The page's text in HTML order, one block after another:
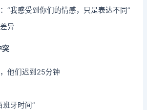
“我感受到你们的情感，只是表达不同”
异
突
他们迟到25分钟
班牙时间”